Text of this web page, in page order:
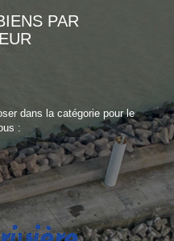
PAR
dans la catégorie pour le
: